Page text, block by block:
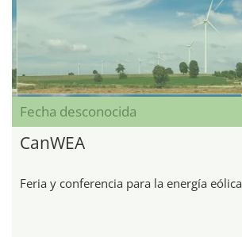
Fecha desconocida
CanWEA
Feria y conferencia para la energía eólica